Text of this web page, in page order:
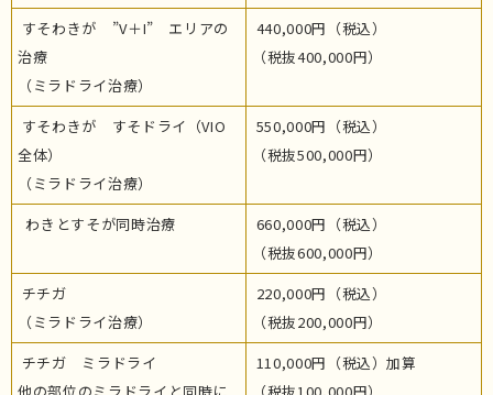
すそわきが ”V＋I” エリアの
治療
（ミラドライ治療）
440,000円（税込）
（税抜400,000円）
すそわきが すそドライ（VIO
全体）
（ミラドライ治療）
550,000円（税込）
（税抜500,000円）
わきとすそが同時治療
660,000円（税込）
（税抜600,000円）
チチガ
（ミラドライ治療）
220,000円（税込）
（税抜200,000円）
チチガ ミラドライ
他の部位のミラドライと同時に
110,000円（税込）加算
（税抜100,000円）